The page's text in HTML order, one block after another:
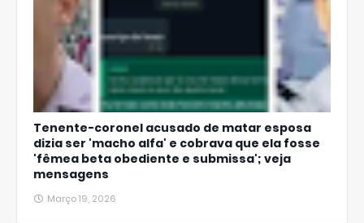
Tenente-coronel acusado de matar esposa
dizia ser 'macho alfa' e cobrava que ela fosse
'fêmea beta obediente e submissa'; veja
mensagens
Março 19, 2026